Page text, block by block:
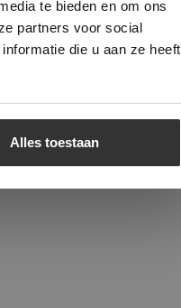
te bieden en om ons
partners voor social
die u aan ze heeft
Alles toestaan